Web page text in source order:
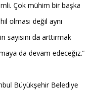
Çok mühim bir başka
olması değil aynı
da arttırmak
da devam edeceğiz.”
Büyükşehir Belediye